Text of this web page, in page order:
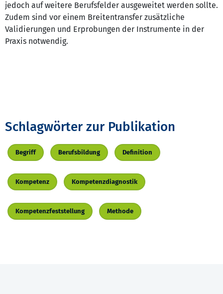
jedoch auf weitere Berufsfelder ausgeweitet werden sollte.
Zudem sind vor einem Breitentransfer zusätzliche
Validierungen und Erprobungen der Instrumente in der
Praxis notwendig.
Schlagwörter zur Publikation
Begriff Berufsbildung Definition
Kompetenz Kompetenzdiagnostik
Kompetenzfeststellung Methode